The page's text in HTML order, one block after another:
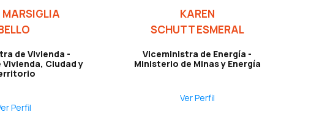
MARSIGLIA
de Vivienda -
Ciudad y
Perfil
KAREN
SCHUTT ESMERAL
Viceministra de Energía -
Ministerio de Minas y Energía
Ver Perfil